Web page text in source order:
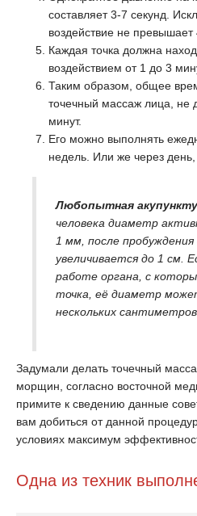
составляет 3-7 секунд.
воздействие не превышает
Каждая точка должна
воздействием от 1 до 3
Таким образом, общее
точечный массаж лица, не
минут.
Его можно выполнять
недель. Или же через
Любопытная
человека диаметр
1 мм, после
увеличивается до 1 см.
работе органа, с
точка, её диаметр
нескольких сантиметров.
Задумали делать точечный
морщин, согласно восточной
примите к сведению данные
вам добиться от данной
условиях максимум
Одна из техник